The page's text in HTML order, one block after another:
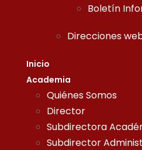
Boletín
Direcciones
Inicio
Academia
Quiénes Somos
Director
Subdirectora
Subdirector